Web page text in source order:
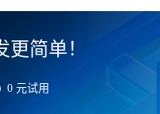
简单！
0 元试用